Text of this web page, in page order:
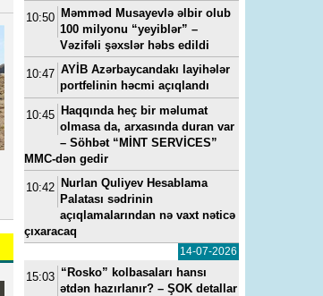
10:50 Məmməd Musayevlə əlbir olub
100 milyonu “yeyiblər” –
Vəzifəli şəxslər həbs edildi
10:47 AYİB Azərbaycandakı layihələr
portfelinin həcmi açıqlandı
10:45 Haqqında heç bir məlumat
olmasa da, arxasında duran var
– Söhbət “MİNT SERVİCES”
MMC-dən gedir
10:42 Nurlan Quliyev Hesablama
Palatası sədrinin
açıqlamalarından nə vaxt nəticə
çıxaracaq
14-07-2026
15:03 “Rosko” kolbasaları hansı
ətdən hazırlanır? – ŞOK detallar